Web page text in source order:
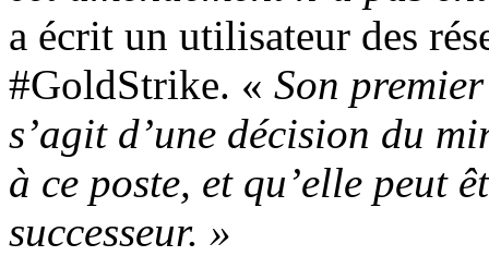
a écrit un utilisateur des
#GoldStrike. « Son
s’agit d’une décision du
à ce poste, et qu’elle peut
successeur. »